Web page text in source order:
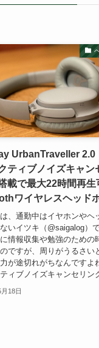
UrbanTraveller 2.0
ティブノイズキャン
載で最大22時間再生
ワイヤレスヘッド
、通勤中はイヤホンやヘ
いイツキ（@saigalog）
情報収集や勉強のための
ですが、周りがうるさい
が途切れがちなんですよ
ィブノイズキャンセリン
18日